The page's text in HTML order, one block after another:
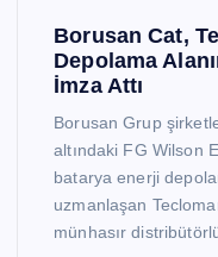
Borusan Cat,
Depolama
İmza Attı
Borusan Grup
altındaki FG Wilson
batarya enerji
uzmanlaşan
münhasır